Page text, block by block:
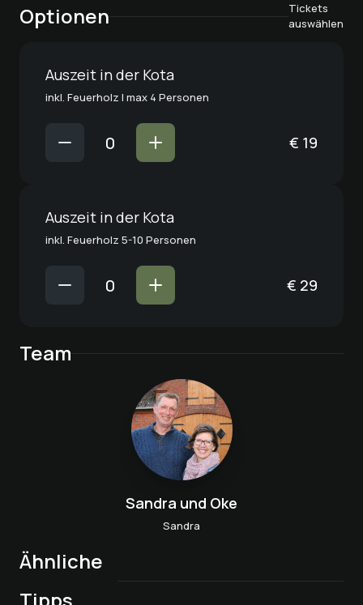
Optionen
Tickets
auswählen
Auszeit in der Kota
inkl. Feuerholz | max 4 Personen
€ 19
Auszeit in der Kota
inkl. Feuerholz 5-10 Personen
€ 29
Team
Sandra und Oke
Sandra
Ähnliche
Erlebniszeit